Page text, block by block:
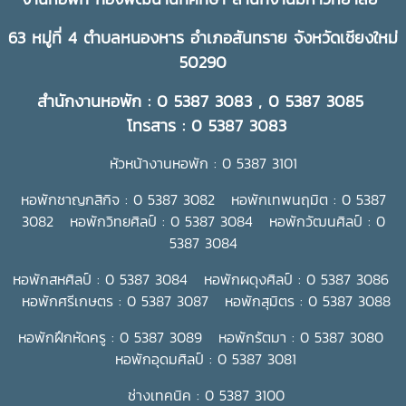
63 หมู่ที่ 4 ตำบลหนองหาร อำเภอสันทราย จังหวัดเชียงใหม่
50290
สำนักงานหอพัก : 0 5387 3083 , 0 5387 3085
โทรสาร : 0 5387 3083
หัวหน้างานหอพัก : 0 5387 3101
หอพักชาญกสิกิจ : 0 5387 3082 หอพักเทพนฤมิต : 0 5387
3082 หอพักวิทยศิลป์ : 0 5387 3084 หอพักวัฒนศิลป์ : 0
5387 3084
หอพักสหศิลป์ : 0 5387 3084 หอพักผดุงศิลป์ : 0 5387 3086
หอพักศรีเกษตร : 0 5387 3087 หอพักสุมิตร : 0 5387 3088
หอพักฝึกหัดครู : 0 5387 3089 หอพักรัตมา : 0 5387 3080
หอพักอุดมศิลป์ : 0 5387 3081
ช่างเทคนิค : 0 5387 3100